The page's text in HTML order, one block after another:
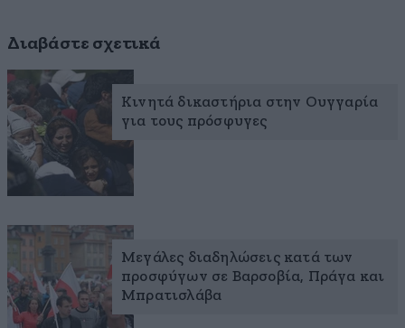
Διαβάστε σχετικά
Κινητά δικαστήρια στην Ουγγαρία
για τους πρόσφυγες
Μεγάλες διαδηλώσεις κατά των
προσφύγων σε Βαρσοβία, Πράγα και
Μπρατισλάβα